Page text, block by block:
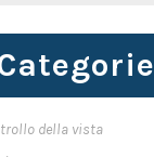
della vista